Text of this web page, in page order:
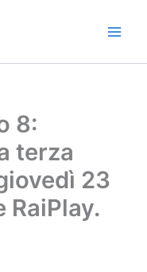
8:
terza
23
RaiPlay.